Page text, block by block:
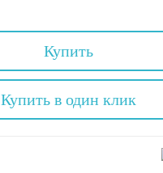
Купить
Купить в один клик